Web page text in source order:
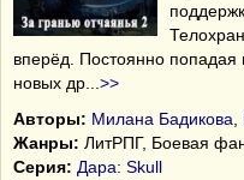
вперёд. Постоянно
новых др
>>
Авторы: Милана Бадикова
Жанры: ЛитРПГ, Боевая
Серия: Дара: Skull